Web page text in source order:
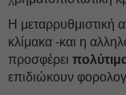
Η μεταρρυθμιστική
κλίμακα -και η
προσφέρει
επιδιώκουν